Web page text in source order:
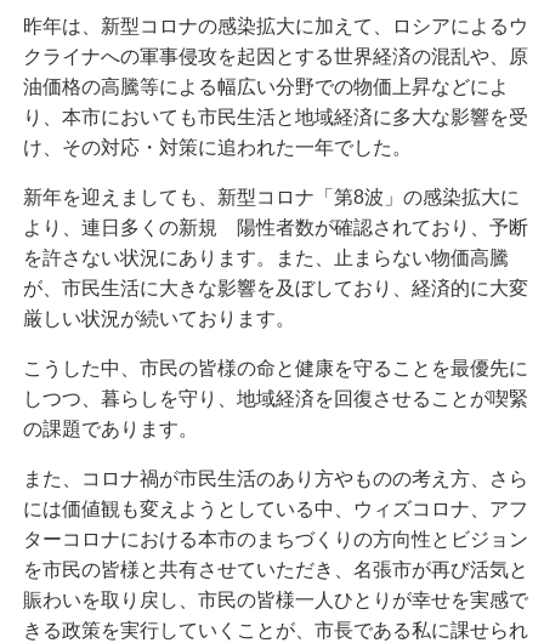
昨年は、新型コロナの感染拡大に加えて、ロシアによるウ
クライナへの軍事侵攻を起因とする世界経済の混乱や、原
油価格の高騰等による幅広い分野での物価上昇などによ
り、本市においても市民生活と地域経済に多大な影響を受
け、その対応・対策に追われた一年でした。
新年を迎えましても、新型コロナ「第8波」の感染拡大に
より、連日多くの新規 陽性者数が確認されており、予断
を許さない状況にあります。また、止まらない物価高騰
が、市民生活に大きな影響を及ぼしており、経済的に大変
厳しい状況が続いております。
こうした中、市民の皆様の命と健康を守ることを最優先に
しつつ、暮らしを守り、地域経済を回復させることが喫緊
の課題であります。
また、コロナ禍が市民生活のあり方やものの考え方、さら
には価値観も変えようとしている中、ウィズコロナ、アフ
ターコロナにおける本市のまちづくりの方向性とビジョン
を市民の皆様と共有させていただき、名張市が再び活気と
賑わいを取り戻し、市民の皆様一人ひとりが幸せを実感で
きる政策を実行していくことが、市長である私に課せられ